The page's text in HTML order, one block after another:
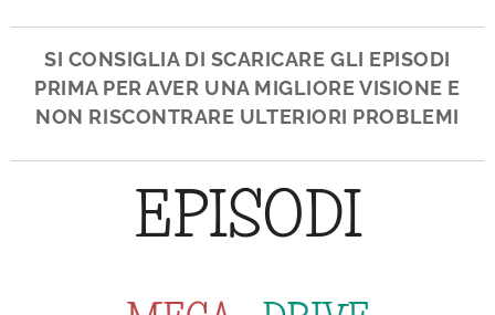
SI CONSIGLIA DI SCARICARE GLI EPISODI
PRIMA PER AVER UNA MIGLIORE VISIONE E
NON RISCONTRARE ULTERIORI PROBLEMI
EPISODI